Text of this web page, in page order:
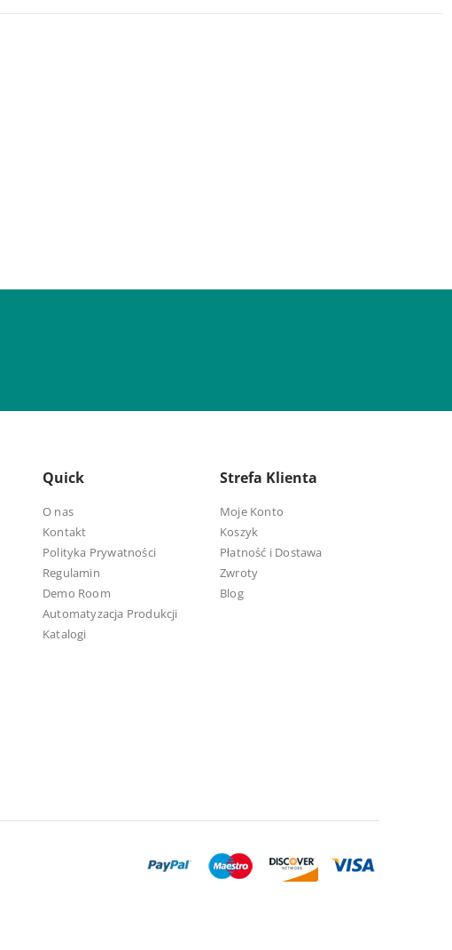
Quick
O nas
Kontakt
Polityka Prywatności
Regulamin
Demo Room
Automatyzacja Produkcji
Katalogi
Strefa Klienta
Moje Konto
Koszyk
Płatność i Dostawa
Zwroty
Blog